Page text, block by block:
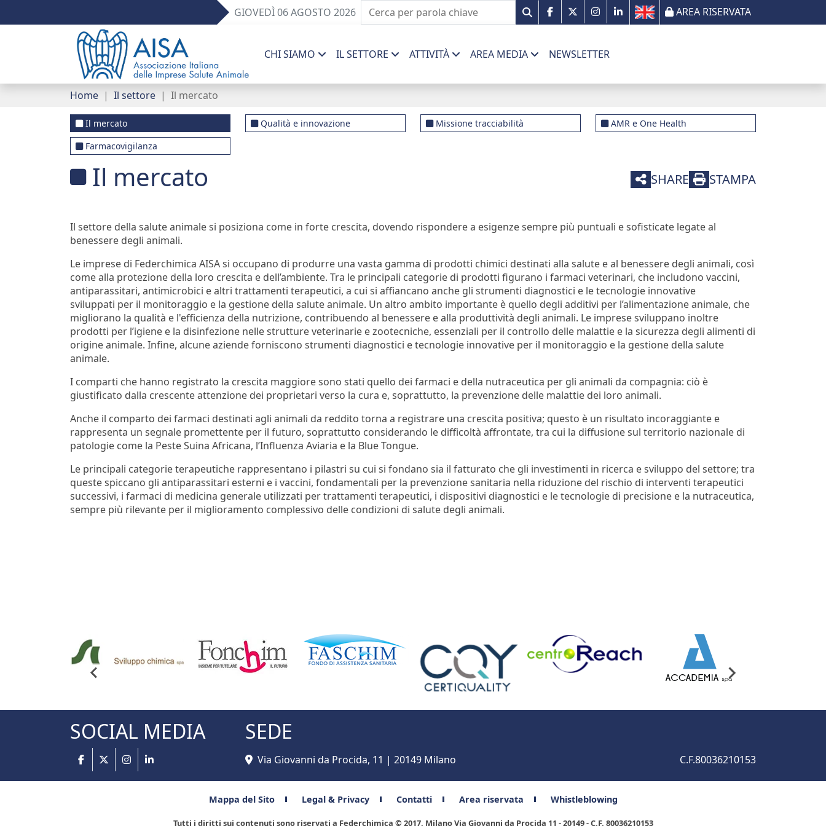
GIOVEDÌ 06 AGOSTO 2026 AREA RISERVATA
CHI SIAMO IL SETTORE ATTIVITÀ AREA MEDIA NEWSLETTER
Home Il settore Il mercato
Il mercato Qualità e innovazione Missione tracciabilità
AMR e One Health
Farmacovigilanza
Il mercato SHARE STAMPA
Il settore della salute animale si posiziona come in forte crescita, dovendo rispondere a esigenze sempre più puntuali e sofisticate legate al
benessere degli animali.
Le imprese di Federchimica AISA si occupano di produrre una vasta gamma di prodotti chimici destinati alla salute e al benessere degli animali, così
come alla protezione della loro crescita e dell’ambiente. Tra le principali categorie di prodotti figurano i farmaci veterinari, che includono vaccini,
antiparassitari, antimicrobici e altri trattamenti terapeutici, a cui si affiancano anche gli strumenti diagnostici e le tecnologie innovative
sviluppati per il monitoraggio e la gestione della salute animale. Un altro ambito importante è quello degli additivi per l’alimentazione animale, che
migliorano la qualità e l'efficienza della nutrizione, contribuendo al benessere e alla produttività degli animali. Le imprese sviluppano inoltre
prodotti per l’igiene e la disinfezione nelle strutture veterinarie e zootecniche, essenziali per il controllo delle malattie e la sicurezza degli alimenti di
origine animale. Infine, alcune aziende forniscono strumenti diagnostici e tecnologie innovative per il monitoraggio e la gestione della salute
animale.
I comparti che hanno registrato la crescita maggiore sono stati quello dei farmaci e della nutraceutica per gli animali da compagnia: ciò è
giustificato dalla crescente attenzione dei proprietari verso la cura e, soprattutto, la prevenzione delle malattie dei loro animali.
Anche il comparto dei farmaci destinati agli animali da reddito torna a registrare una crescita positiva; questo è un risultato incoraggiante e
rappresenta un segnale promettente per il futuro, soprattutto considerando le difficoltà affrontate, tra cui la diffusione sul territorio nazionale di
patologie come la Peste Suina Africana, l’Influenza Aviaria e la Blue Tongue.
Le principali categorie terapeutiche rappresentano i pilastri su cui si fondano sia il fatturato che gli investimenti in ricerca e sviluppo del settore; tra
queste spiccano gli antiparassitari esterni e i vaccini, fondamentali per la prevenzione sanitaria nella riduzione del rischio di interventi terapeutici
successivi, i farmaci di medicina generale utilizzati per trattamenti terapeutici, i dispositivi diagnostici e le tecnologie di precisione e la nutraceutica,
sempre più rilevante per il miglioramento complessivo delle condizioni di salute degli animali.
SOCIAL MEDIA SEDE
Via Giovanni da Procida, 11 | 20149 Milano C.F.80036210153
Mappa del Sito Legal & Privacy Contatti Area riservata Whistleblowing
Tutti i diritti sui contenuti sono riservati a Federchimica © 2017. Milano Via Giovanni da Procida 11 - 20149 - C.F. 80036210153
Qualità e innovazione
AMR e One Health
Farmacovigilanza
Gruppi di lavoro
Prontuario veterinario
Normativa e documenti utili
Premio Paolo Sani per Tesi di Laurea in Medicina
Comunicati stampa
AISA per Pet B2B
Campagna digitale - Fedeli alla Salute
Associazione e network
Organizzazione